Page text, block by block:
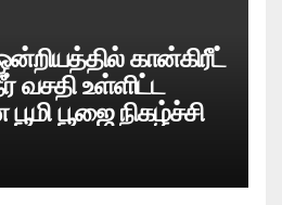
கான்கிரீட்
வசதி உள்ளிட்ட
பூஜை நிகழ்ச்சி